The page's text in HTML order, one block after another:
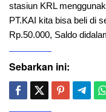
stasiun KRL
PT.KAI kita bisa beli di
Rp.50.000, Saldo
Sebarkan ini: